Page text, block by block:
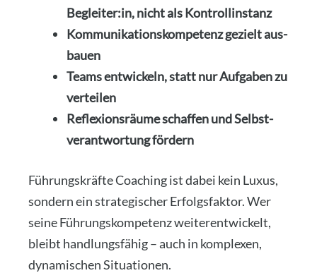
Beglei­ter:in, nicht als Kon­troll­in­stanz
Kom­mu­ni­ka­ti­ons­kom­pe­tenz gezielt aus­
bau­en
Teams ent­wi­ckeln, statt nur Auf­ga­ben zu
ver­tei­len
Refle­xi­ons­räu­me schaf­fen und Selbst­
ver­ant­wor­tung för­dern
Füh­rungs­kräf­te Coa­ching ist dabei kein Luxus,
son­dern ein stra­te­gi­scher Erfolgs­fak­tor. Wer
sei­ne Füh­rungs­kom­pe­tenz wei­ter­ent­wi­ckelt,
bleibt hand­lungs­fä­hig – auch in kom­ple­xen,
dyna­mi­schen Situa­tio­nen.